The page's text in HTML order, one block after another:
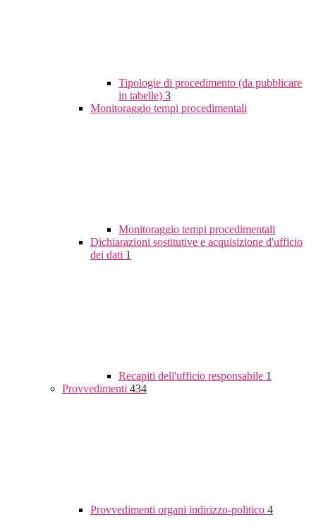
Tipologie di procedimento (da pubblicare
in tabelle) 3
Monitoraggio tempi procedimentali
Monitoraggio tempi procedimentali
Dichiarazioni sostitutive e acquisizione d'ufficio
dei dati 1
Recapiti dell'ufficio responsabile 1
Provvedimenti 434
Provvedimenti organi indirizzo-politico 4